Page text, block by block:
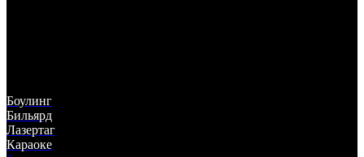
Боулинг
Бильярд
Лазертаг
Караоке